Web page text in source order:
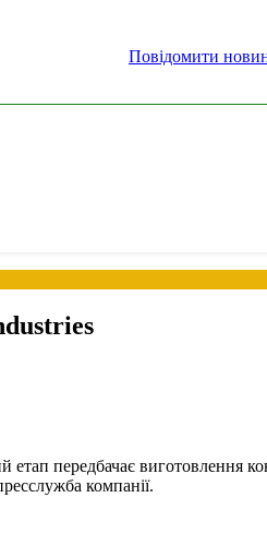
Повідомити
передбачає виготовлення
компанії.